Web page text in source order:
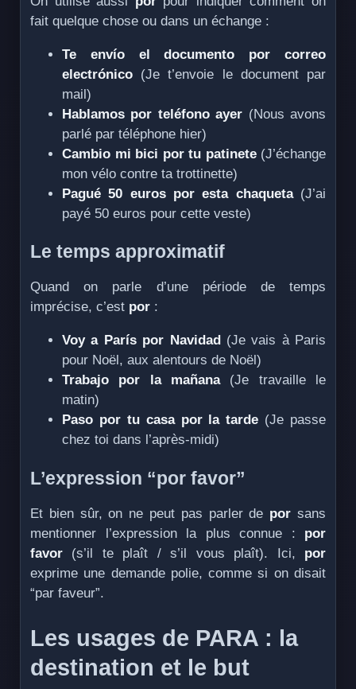
fait quelque chose ou dans un échange :
Te envío el documento por correo
electrónico (Je t’envoie le document par
mail)
Hablamos por teléfono ayer (Nous avons
parlé par téléphone hier)
Cambio mi bici por tu patinete(J’échange
mon vélo contre ta trottinette)
Pagué 50 euros por esta chaqueta(J’ai
payé 50 euros pour cette veste)
Le temps approximatif
Quand on parle d’une période de temps
imprécise, c’est por :
Voy a París por Navidad (Je vais à Paris
pour Noël, aux alentours de Noël)
Trabajo por la mañana(Je travaille le
matin)
Paso por tu casa por la tarde (Je passe
chez toi dans l’après-midi)
L’expression “por favor”
Et bien sûr, on ne peut pas parler de por sans
mentionner l’expression la plus connue : por
favor (s’il te plaît / s’il vous plaît). Ici, por
exprime une demande polie, comme si on disait
“par faveur”.
Les usages de PARA : la
destination et le but